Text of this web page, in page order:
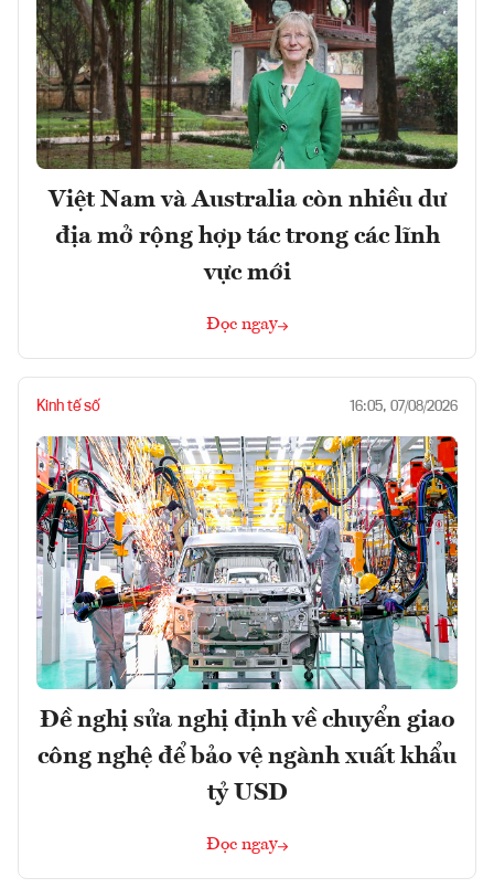
Việt Nam và Australia còn nhiều dư
địa mở rộng hợp tác trong các lĩnh
vực mới
Đọc ngay
Kinh tế số 16:05, 07/08/2026
Đề nghị sửa nghị định về chuyển giao
công nghệ để bảo vệ ngành xuất khẩu
tỷ USD
Đọc ngay